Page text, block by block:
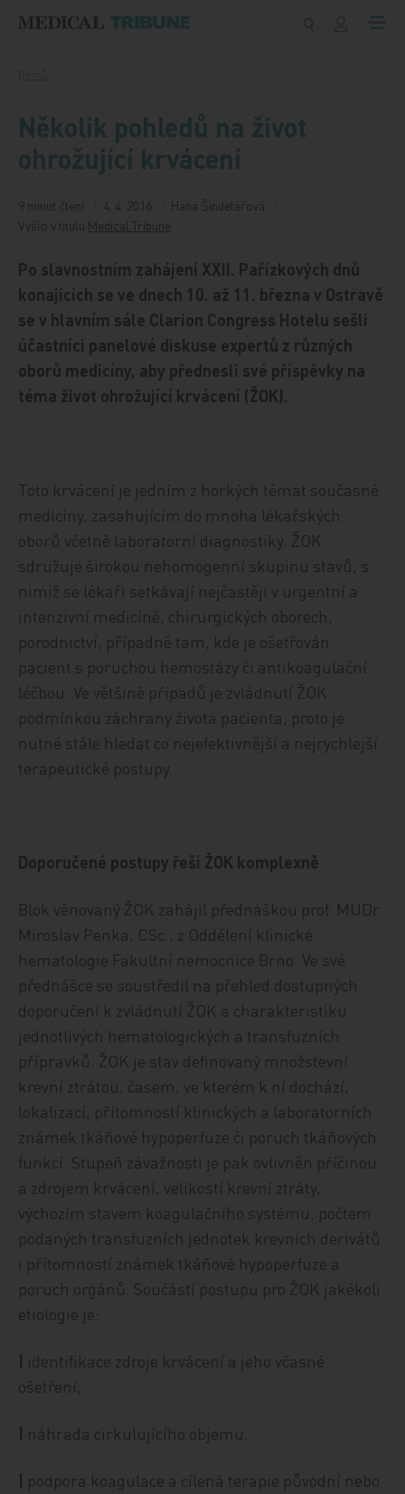
Několik pohledů na život
ohrožující krvácení
9 minut čtení 4. 4. 2016
Hana Šindelářová
Vyšlo v titulu Medical Tribune
Po slavnostním zahájení XXII. Pařízkových dnů
konajících se ve dnech 10. až 11. března v Ostravě
se v hlavním sále Clarion Congress Hotelu sešli
účastníci panelové diskuse expertů z různých
oborů medicíny, aby přednesli své příspěvky na
téma život ohrožující krvácení (ŽOK).
Toto krvácení je jedním z horkých témat současné
medicíny, zasahujícím do mnoha lékařských
oborů včetně laboratorní diagnostiky. ŽOK
sdružuje širokou nehomogenní skupinu stavů, s
nimiž se lékaři setkávají nejčastěji v urgentní a
intenzivní medicíně, chirurgických oborech,
porodnictví, případně tam, kde je ošetřován
pacient s poruchou hemostázy či antikoagulační
léčbou. Ve většině případů je zvládnutí ŽOK
podmínkou záchrany života pacienta, proto je
nutné stále hledat co nejefektivnější a nejrychlejší
terapeutické postupy.
Doporučené postupy řeší ŽOK komplexně
Blok věnovaný ŽOK zahájil přednáškou prof. MUDr.
Miroslav Penka, CSc., z Oddělení klinické
hematologie Fakultní nemocnice Brno. Ve své
přednášce se soustředil na přehled dostupných
doporučení k zvládnutí ŽOK a charakteristiku
jednotlivých hematologických a transfuzních
přípravků. ŽOK je stav definovaný množstevní
krevní ztrátou, časem, ve kterém k ní dochází,
lokalizací, přítomností klinických a laboratorních
známek tkáňové hypoperfuze či poruch tkáňových
funkcí. Stupeň závažnosti je pak ovlivněn příčinou
a zdrojem krvácení, velikostí krevní ztráty,
výchozím stavem koagulačního systému, počtem
podaných transfuzních jednotek krevních derivátů
i přítomností známek tkáňové hypoperfuze a
poruch orgánů. Součástí postupu pro ŽOK jakékoli
etiologie je:
| identifikace zdroje krvácení a jeho včasné
ošetření,
| náhrada cirkulujícího objemu,
| podpora koagulace a cílená terapie původní nebo